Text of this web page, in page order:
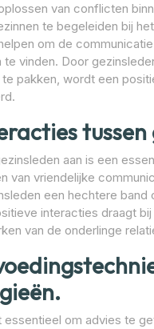
van conflicten
te begeleiden bij
om de
vinden. Door
pakken, wordt een
tussen
aan is een
van vriendelijke
een hechtere
interacties draagt
van de onderlinge
om advies te